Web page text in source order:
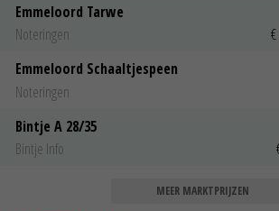
Emmeloord Tarwe
Noteringen
Emmeloord Schaaltjespeen
Noteringen
Bintje A 28/35
Bintje Info
MEER MARKTPRIJZEN